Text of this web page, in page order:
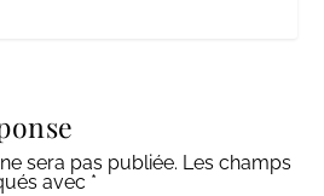
sera pas publiée. Les champs
avec *